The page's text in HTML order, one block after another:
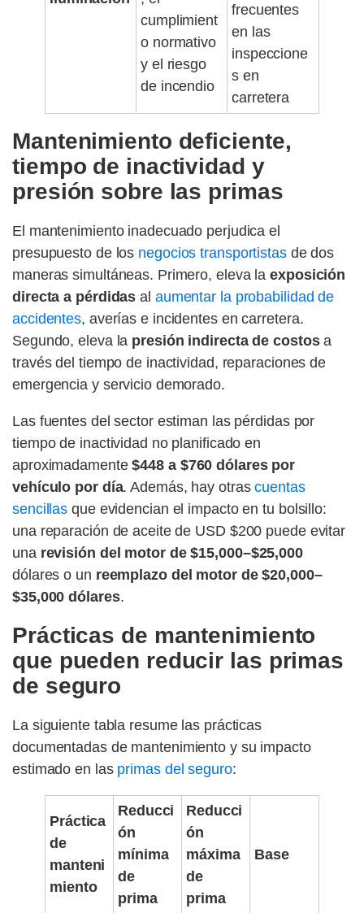
cumplimient
o normativo
y el riesgo
de incendio
frecuentes
en las
inspeccione
s en
carretera
Mantenimiento deficiente,
tiempo de inactividad y
presión sobre las primas
El mantenimiento inadecuado perjudica el
presupuesto de los negocios transportistasde dos
maneras simultáneas. Primero, eleva laexposición
directa a pérdidas al aumentar la probabilidad de
accidentes, averías e incidentes en carretera.
Segundo, eleva la presión indirecta de costosa
través del tiempo de inactividad, reparaciones de
emergencia y servicio demorado.
Las fuentes del sector estiman las pérdidas por
tiempo de inactividad no planificado en
aproximadamente$448 a $760 dólares por
vehículo por día. Además, hay otrascuentas
sencillas que evidencian el impacto en tu bolsillo:
una reparación de aceite de USD $200 puede evitar
una revisión del motor de $15,000–$25,000
dólares o un reemplazo del motor de $20,000–
$35,000 dólares.
Prácticas de mantenimiento
que pueden reducir las primas
de seguro
La siguiente tabla resume las prácticas
documentadas de mantenimiento y su impacto
estimado en las primas del seguro:
Práctica
de
manteni
miento
Reducci
ón
mínima
de
prima
Reducci
ón
máxima
de
prima
Base